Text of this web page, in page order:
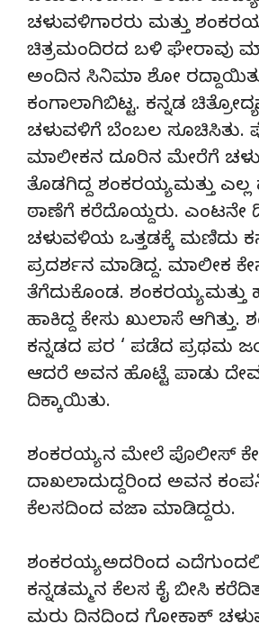
ಚಳುವಳಿಗಾರರು ಮತ್ತು
ಚಿತ್ರಮಂದಿರದ ಬಳಿ ಘೇರಾವು
ಅಂದಿನ ಸಿನಿಮಾ ಶೋ
ಕಂಗಾಲಾಗಿಬಿಟ್ಟ. ಕನ್ನಡ
ಚಳುವಳಿಗೆ ಬೆಂಬಲ ಸೂಚಿಸಿತು.
ಮಾಲೀಕನ ದೂರಿನ ಮೇರೆಗೆ
ತೊಡಗಿದ್ದ ಶಂಕರಯ್ಯ ಮತ್ತು ಎಲ್ಲ
ಠಾಣೆಗೆ ಕರೆದೊಯ್ದರು. ಎಂಟನೇ
ಚಳುವಳಿಯ ಒತ್ತಡಕ್ಕೆ ಮಣಿದು
ಪ್ರದರ್ಶನ ಮಾಡಿದ್ದ. ಮಾಲೀಕ
ತೆಗೆದುಕೊಂಡ. ಶಂಕರಯ್ಯ ಮತ್ತು
ಹಾಕಿದ್ದ ಕೇಸು ಖುಲಾಸೆ ಆಗಿತ್ತು.
ಕನ್ನಡದ ಪರ ‘ ಪಡೆದ ಪ್ರಥಮ
ಆದರೆ ಅವನ ಹೊಟ್ಟೆ ಪಾಡು
ದಿಕ್ಕಾಯಿತು.
ಶಂಕರಯ್ಯ ನ ಮೇಲೆ ಪೊಲೀಸ್
ದಾಖಲಾದುದ್ದರಿಂದ ಅವನ
ಕೆಲಸದಿಂದ ವಜಾ ಮಾಡಿದ್ದರು.
ಶಂಕರಯ್ಯ ಅದರಿಂದ
ಕನ್ನಡಮ್ಮನ ಕೆಲಸ ಕೈ ಬೀಸಿ
ಮರು ದಿನದಿಂದ ಗೋಕಾಕ್